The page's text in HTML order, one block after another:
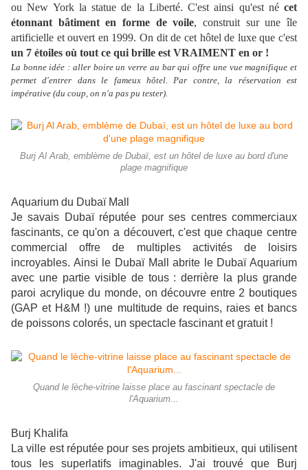
ou New York la statue de la Liberté. C'est ainsi qu'est né cet
étonnant bâtiment en forme de voile, construit sur une île
artificielle et ouvert en 1999. On dit de cet hôtel de luxe que c'est
un 7 étoiles où tout ce qui brille est VRAIMENT en or !
La bonne idée : aller boire un verre au bar qui offre une vue magnifique et
permet d'entrer dans le fameux hôtel. Par contre, la réservation est
impérative (du coup, on n'a pas pu tester).
Burj Al Arab, emblème de Dubaï, est un hôtel de luxe au bord d'une
plage magnifique
Aquarium du Dubaï Mall
Je savais Dubaï réputée pour ses centres commerciaux
fascinants, ce qu'on a découvert, c'est que chaque centre
commercial offre de multiples activités de loisirs
incroyables. Ainsi le Dubaï Mall abrite le Dubaï Aquarium
avec une partie visible de tous : derrière la plus grande
paroi acrylique du monde, on découvre entre 2 boutiques
(GAP et H&M !) une multitude de requins, raies et bancs
de poissons colorés, un spectacle fascinant et gratuit !
Quand le lèche-vitrine laisse place au fascinant spectacle de
l'Aquarium...
Burj Khalifa
La ville est réputée pour ses projets ambitieux, qui utilisent
tous les superlatifs imaginables. J'ai trouvé que Burj